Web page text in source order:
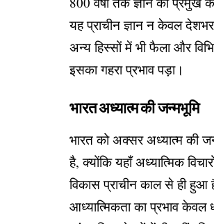
यह प्राचीन ज्ञान न केवल
अन्य हिस्सों में भी फैला और
इसका गहरा प्रभाव पड़ा।
भारत अध्यात्म की जन्मभूमि
भारत को अक्सर अध्यात्म की
है, क्योंकि यहाँ अध्यात्मिक
विकास प्राचीन काल से ही हुआ
आध्यात्मिकता का प्रभाव केवल